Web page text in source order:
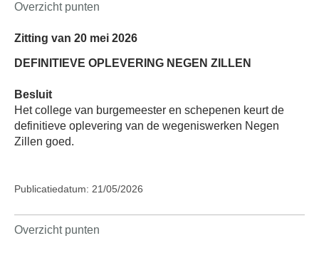
Overzicht punten
Zitting van 20 mei 2026
DEFINITIEVE OPLEVERING NEGEN ZILLEN
Besluit
Het college van burgemeester en schepenen keurt de
definitieve oplevering van de wegeniswerken Negen
Zillen goed.
Publicatiedatum: 21/05/2026
Overzicht punten